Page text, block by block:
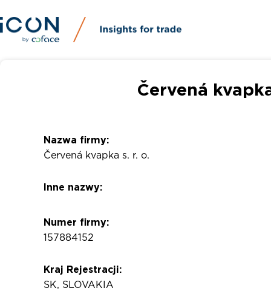
Červená
Nazwa firmy:
Červená kvapka s. r. o.
Inne nazwy:
Numer firmy:
157884152
Kraj Rejestracji:
SK, SLOVAKIA